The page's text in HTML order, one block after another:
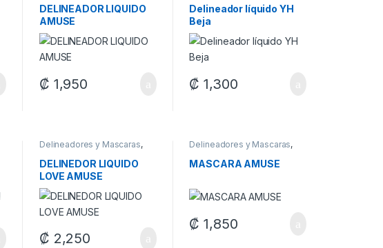
DELINEADOR LIQUIDO
AMUSE
₡ 1,950
Delineador líquido YH
Beja
₡ 1,300
Delineadores y Mascaras,
DELINEDOR LIQUIDO
LOVE AMUSE
₡ 2,250
Delineadores y Mascaras,
MASCARA AMUSE
₡ 1,850